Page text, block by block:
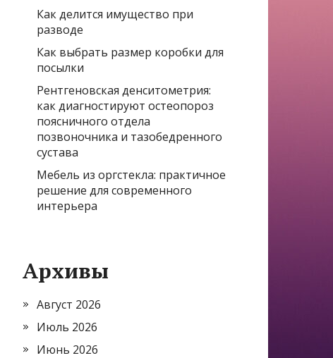
Как делится имущество при
разводе
Как выбрать размер коробки для
посылки
Рентгеновская денситометрия:
как диагностируют остеопороз
поясничного отдела
позвоночника и тазобедренного
сустава
Мебель из оргстекла: практичное
решение для современного
интерьера
Архивы
Август 2026
Июль 2026
Июнь 2026